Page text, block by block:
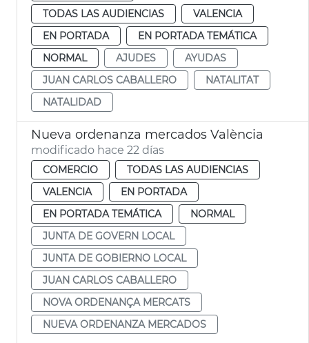
TODAS LAS AUDIENCIAS
VALENCIA
EN PORTADA
EN PORTADA TEMÁTICA
NORMAL
AJUDES
AYUDAS
JUAN CARLOS CABALLERO
NATALITAT
NATALIDAD
Nueva ordenanza mercados València
modificado hace 22 días
COMERCIO
TODAS LAS AUDIENCIAS
VALENCIA
EN PORTADA
EN PORTADA TEMÁTICA
NORMAL
JUNTA DE GOVERN LOCAL
JUNTA DE GOBIERNO LOCAL
JUAN CARLOS CABALLERO
NOVA ORDENANÇA MERCATS
NUEVA ORDENANZA MERCADOS